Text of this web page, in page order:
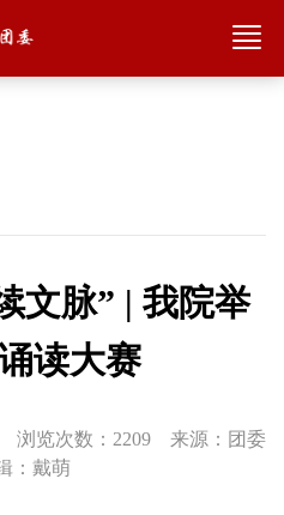
文脉” | 我院举
读大赛
浏览次数： 2209 来源：团委
：戴萌